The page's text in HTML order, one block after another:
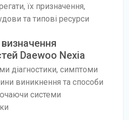
їх призначення,
та типові ресурси
Daewoo Nexia
діагностики, симптоми
виникнення та способи
системи